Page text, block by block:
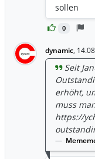
0
sollen
dynamic,
Seit
erhöht,
muss
https://